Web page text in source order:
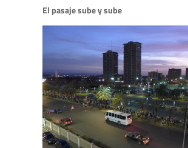
El pasaje sube y sube